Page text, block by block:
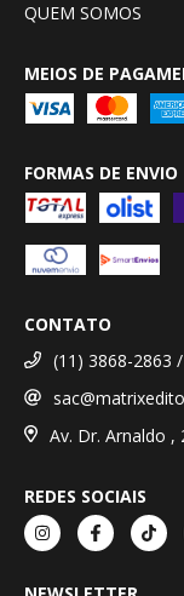
QUEM SOMOS
MEIOS DE
FORMAS DE ENVIO
CONTATO
(11) 3868-2863
Av. Dr. Arnaldo ,
REDES SOCIAIS